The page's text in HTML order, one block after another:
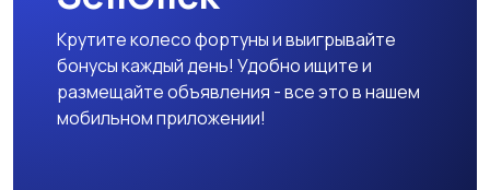
Крутите колесо фортуны и выигрывайте
бонусы каждый день! Удобно ищите и
размещайте объявления - все это в нашем
мобильном приложении!